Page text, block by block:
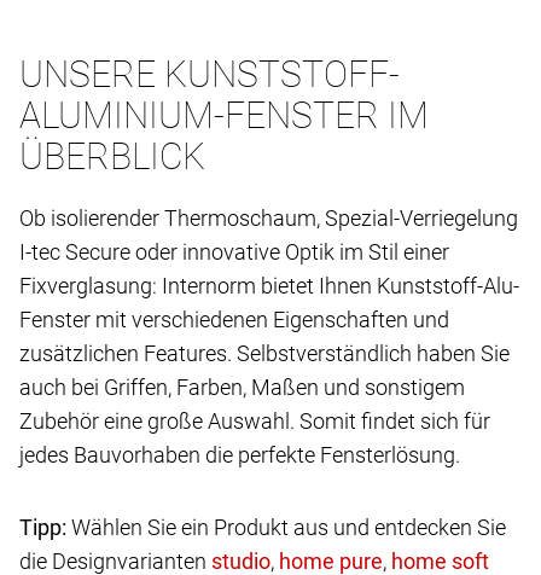
UNSERE KUNSTSTOFF-
ALUMINIUM-FENSTER IM
ÜBERBLICK
Ob isolierender Thermoschaum, Spezial-Verriegelung
I-tec Secure oder innovative Optik im Stil einer
Fixverglasung: Internorm bietet Ihnen Kunststoff-Alu-
Fenster mit verschiedenen Eigenschaften und
zusätzlichen Features. Selbstverständlich haben Sie
auch bei Griffen, Farben, Maßen und sonstigem
Zubehör eine große Auswahl. Somit findet sich für
jedes Bauvorhaben die perfekte Fensterlösung.
Tipp: Wählen Sie ein Produkt aus und entdecken Sie
die Designvarianten
,
,